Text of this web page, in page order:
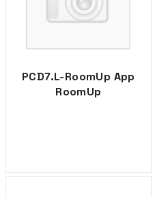
PCD7.L-RoomUp App
RoomUp